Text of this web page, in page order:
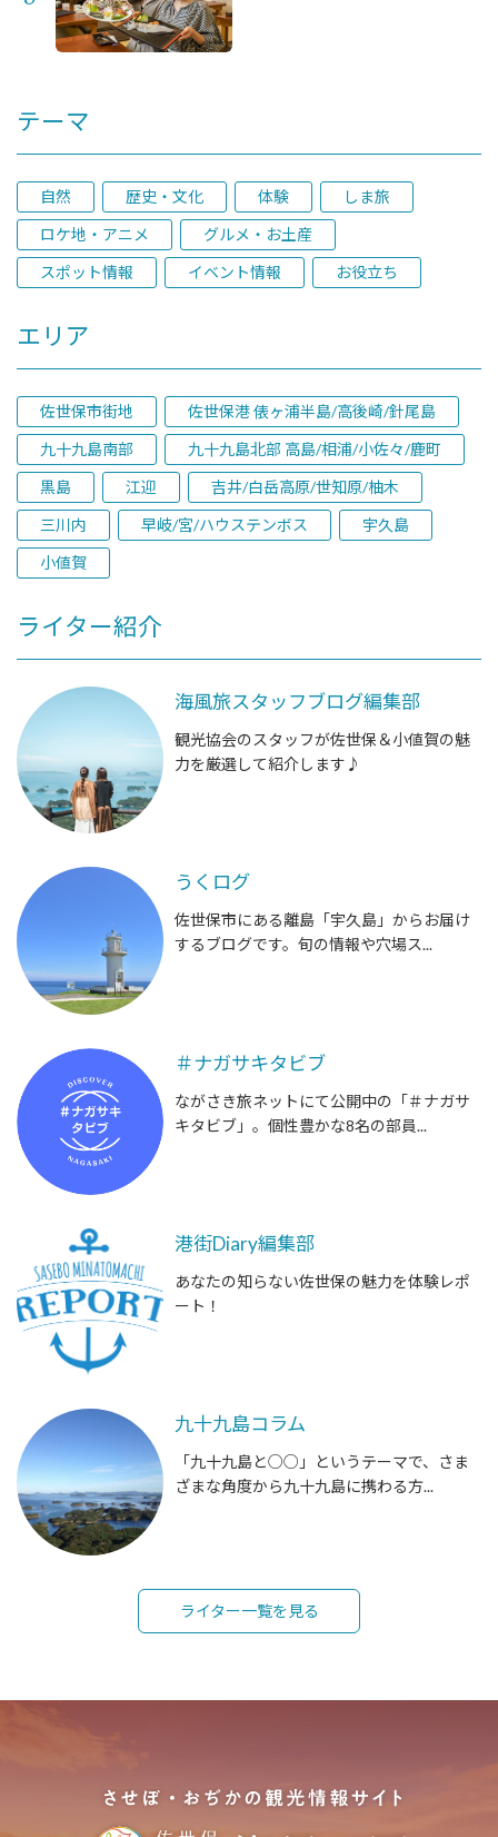
テーマ
自然 歴史・文化 体験
しま旅
ロケ地・アニメ
グルメ・お土産
スポット情報
イベント情報 お役立ち
エリア
佐世保市街地
佐世保港 俵ヶ浦半島/高後崎/針尾島
九十九島南部
九十九島北部 高島/相浦/小佐々/鹿町
黒島
江迎
吉井/白岳高原/世知原/柚木
三川内
早岐/宮/ハウステンボス
宇久島
小値賀
ライター紹介
海風旅スタッフブログ編集部
観光協会のスタッフが佐世保＆小値賀の魅
力を厳選して紹介します♪
うくログ
佐世保市にある離島「宇久島」からお届け
するブログです。旬の情報や穴場ス...
＃ナガサキタビブ
ながさき旅ネットにて公開中の「＃ナガサ
キタビブ」。個性豊かな8名の部員...
港街Diary編集部
あなたの知らない佐世保の魅力を体験レポ
ート！
九十九島コラム
「九十九島と○○」というテーマで、さま
ざまな角度から九十九島に携わる方...
ライター一覧を見る